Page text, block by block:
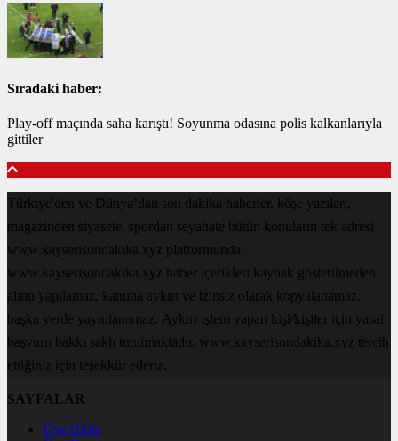
Sıradaki haber:
Play-off maçında saha karıştı! Soyunma odasına polis kalkanlarıyla
gittiler
Türkiye'den ve Dünya’dan son dakika haberler, köşe yazıları,
magazinden siyasete, spordan seyahate bütün konuların tek adresi
www.kayserisondakika.xyz platformunda;
www.kayserisondakika.xyz haber içerikleri kaynak gösterilmeden
alıntı yapılamaz, kanuna aykırı ve izinsiz olarak kopyalanamaz,
başka yerde yayınlanamaz. Aykırı işlem yapan kişi/kişiler için yasal
başvuru hakkı saklı tutulmaktadır. www.kayserisondakika.xyz tercih
ettiğiniz için teşekkür ederiz.
SAYFALAR
Üye Girişi